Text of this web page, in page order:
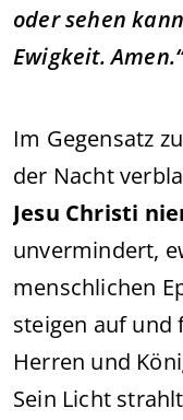
oder sehen
Ewigkeit.
Im Gegensatz
der Nacht
Jesu Christi
unvermindert,
menschlichen
steigen auf und
Herren und
Sein Licht